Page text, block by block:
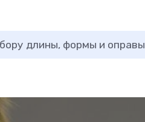
длины, формы и оправы